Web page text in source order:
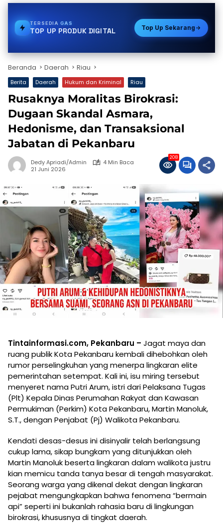
TERSEDIAVOUCHER GAME
TOP UP PRODUK DIGITAL Top Up Sekarang
Beranda Daerah Riau
Berita Daerah Hukum dan Kriminal Riau
Rusaknya Moralitas Birokrasi:
Dugaan Skandal Asmara,
Hedonisme, dan Transaksional
Jabatan di Pekanbaru
Dedy Apriadi/Admin
4 Min Baca
21 Juni 2026
208
Tintainformasi.com, Pekanbaru – Jagat maya dan
ruang publik Kota Pekanbaru kembali dihebohkan oleh
rumor perselingkuhan yang menerpa lingkaran elite
pemerintahan setempat. Kali ini, isu miring tersebut
menyeret nama Putri Arum, istri dari Pelaksana Tugas
(Plt) Kepala Dinas Perumahan Rakyat dan Kawasan
Permukiman (Perkim) Kota Pekanbaru, Martin Manoluk,
S.T., dengan Penjabat (Pj) Walikota Pekanbaru.
Kendati desas-desus ini disinyalir telah berlangsung
cukup lama, sikap bungkam yang ditunjukkan oleh
Martin Manoluk beserta lingkaran dalam walikota justru
kian memicu tanda tanya besar di tengah masyarakat.
Seorang warga yang dikenal dekat dengan lingkaran
pejabat mengungkapkan bahwa fenomena “bermain
api” seperti ini bukanlah rahasia baru di lingkungan
birokrasi, khususnya di tingkat daerah.